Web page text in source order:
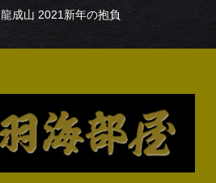
龍成山 2021新年の抱負